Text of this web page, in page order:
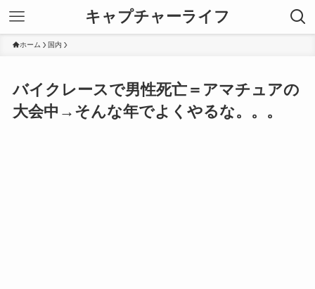
キャプチャーライフ
ホーム 国内
バイクレースで男性死亡＝アマチュアの
大会中→そんな年でよくやるな。。。